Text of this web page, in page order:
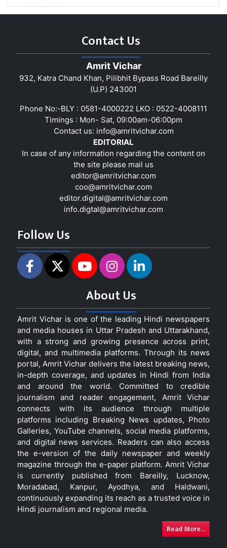
Contact Us
Amrit Vichar
932, Katra Chand Khan, Pilibhit Bypass Road Bareilly
(U.P) 243001
Phone No:-BLY : 0581-4000222 LKO : 0522-4008111
Timings : Mon- Sat, 09:00am-06:00pm
Contact us: info@amritvichar.com
EDITORIAL
In case of any information regarding the content on
the site please mail us
editor@amritvichar.com
coo@amritvichar.com
editor.digital@amritvichar.com
info.digtal@amritvichar.com
Follow Us
About Us
Amrit Vichar is one of the leading Hindi newspapers
and media houses in Uttar Pradesh and Uttarakhand,
with a strong and growing presence across print,
digital, and multimedia platforms. Through its news
portal, Amrit Vichar delivers the latest breaking news,
in-depth coverage, and updates in Hindi from India
and around the world. Committed to credible
journalism and reader engagement, Amrit Vichar
connects with its audience through multiple
platforms including Breaking News updates, Photo
Galleries, YouTube channels, social media platforms,
and digital news services. Readers can also access
the e-version of the daily newspaper and weekly
magazine through the e-paper platform. Amrit Vichar
is currently published from Bareilly, Lucknow,
Moradabad, Kanpur, Ayodhya, and Haldwani,
continuously expanding its reach as a trusted voice in
Hindi journalism and regional media.
Read More...